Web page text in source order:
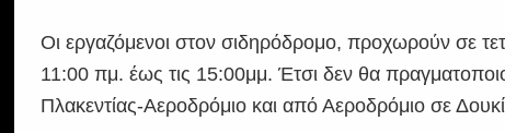
Οι εργαζόμενοι στον σιδηρόδρομο, προχωρούν σε
11:00 πμ. έως τις 15:00μμ. Έτσι δεν θα
Πλακεντίας-Αεροδρόμιο και από Αεροδρόμιο σε